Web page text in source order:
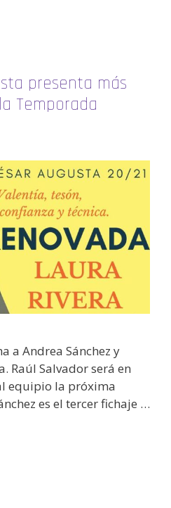
presenta más
Temporada
a Andrea Sánchez y
Raúl Salvador será en
equipio la próxima
es el tercer fichaje …